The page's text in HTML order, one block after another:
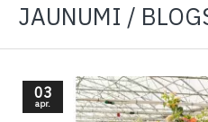
JAUNUMI /
03
apr.